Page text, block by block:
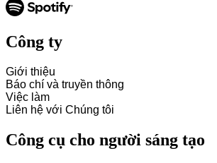
Công ty
Giới thiệu
Báo chí và truyền thông
Việc làm
Liên hệ với Chúng tôi
Công cụ cho người sáng tạo